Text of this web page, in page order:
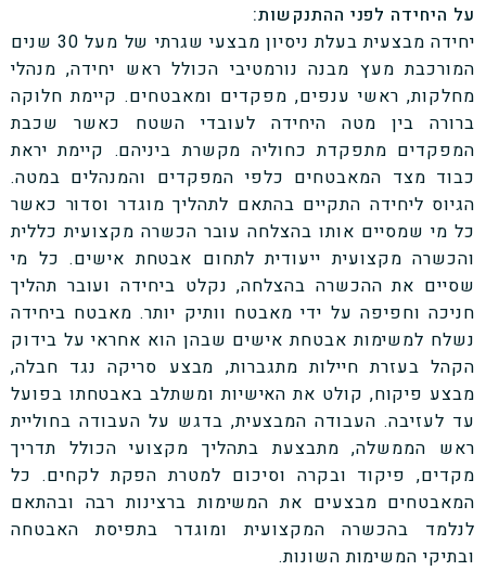
על היחידה לפני ההתנקשות:
יחידה מבצעית בעלת ניסיון מבצעי שגרתי של מעל 30 שנים
המורכבת מעץ מבנה נורמטיבי הכולל ראש יחידה, מנהלי
מחלקות, ראשי ענפים, מפקדים ומאבטחים. קיימת חלוקה
ברורה בין מטה היחידה לעובדי השטח כאשר שכבת
המפקדים מתפקדת כחוליה מקשרת ביניהם. קיימת יראת
כבוד מצד המאבטחים כלפי המפקדים והמנהלים במטה.
הגיוס ליחידה התקיים בהתאם לתהליך מוגדר וסדור כאשר
כל מי שמסיים אותו בהצלחה עובר הכשרה מקצועית כללית
והכשרה מקצועית ייעודית לתחום אבטחת אישים. כל מי
שסיים את ההכשרה בהצלחה, נקלט ביחידה ועובר תהליך
חניכה וחפיפה על ידי מאבטח וותיק יותר. מאבטח ביחידה
נשלח למשימות אבטחת אישים שבהן הוא אחראי על בידוק
הקהל בעזרת חיילות מתגברות, מבצע סריקה נגד חבלה,
מבצע פיקוח, קולט את האישיות ומשתלב באבטחתו בפועל
עד לעזיבה. העבודה המבצעית, בדגש על העבודה בחוליית
ראש הממשלה, מתבצעת בתהליך מקצועי הכולל תדריך
מקדים, פיקוד ובקרה וסיכום למטרת הפקת לקחים. כל
המאבטחים מבצעים את המשימות ברצינות רבה ובהתאם
לנלמד בהכשרה המקצועית ומוגדר בתפיסת האבטחה
ובתיקי המשימות השונות.